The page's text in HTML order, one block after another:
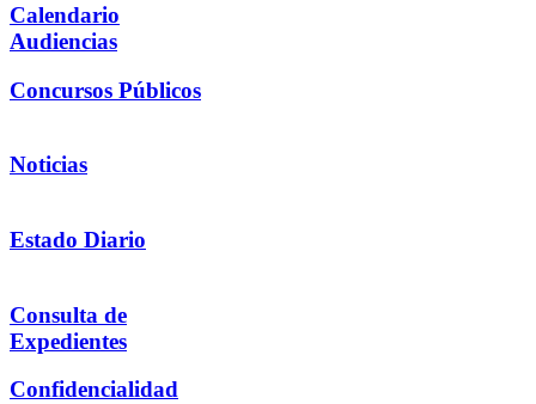
Calendario
Audiencias
Concursos Públicos
Noticias
Estado Diario
Consulta de
Expedientes
Confidencialidad